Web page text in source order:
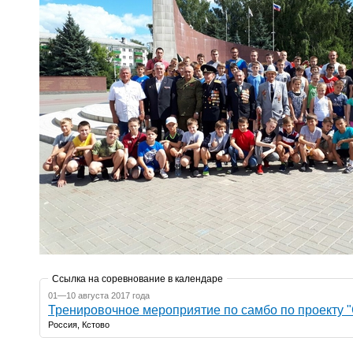
Ссылка на соревнование в календаре
01—10 августа 2017 года
Тренировочное мероприятие по самбо по проекту
Россия, Кстово